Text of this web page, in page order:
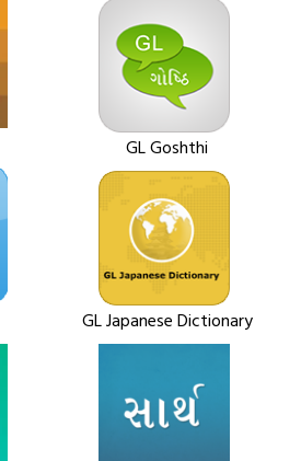
GL Goshthi
GL Japanese Dictionary